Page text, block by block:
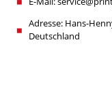
Adresse: Hans-
Deutschland